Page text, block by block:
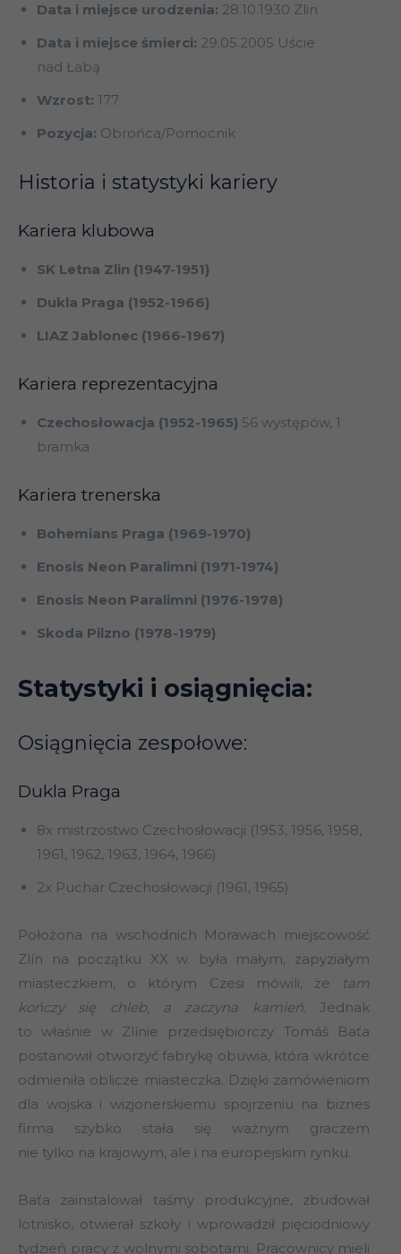
Data i miejsce urodzenia: 28.10.1930 Zlin
Data i miejsce śmierci: 29.05.2005 Uście
nad Łabą
Wzrost: 177
Pozycja: Obrońca/Pomocnik
Historia i statystyki kariery
Kariera klubowa
SK Letna Zlin (1947-1951)
Dukla Praga (1952-1966)
LIAZ Jablonec (1966-1967)
Kariera reprezentacyjna
Czechosłowacja (1952-1965) 56 występów, 1
bramka
Kariera trenerska
Bohemians Praga (1969-1970)
Enosis Neon Paralimni (1971-1974)
Enosis Neon Paralimni (1976-1978)
Skoda Pilzno (1978-1979)
Statystyki i osiągnięcia:
Osiągnięcia zespołowe:
Dukla Praga
8x mistrzostwo Czechosłowacji (1953, 1956, 1958,
1961, 1962, 1963, 1964, 1966)
2x Puchar Czechosłowacji (1961, 1965)
Położona na wschodnich Morawach miejscowość
Zlín na początku XX w. była małym, zapyziałym
miasteczkiem, o którym Czesi mówili, że
tam
kończy się chleb, a zaczyna kamień. Jednak
to właśnie w Zlínie przedsiębiorczy Tomáš Baťa
postanowił otworzyć fabrykę obuwia, która wkrótce
odmieniła oblicze miasteczka. Dzięki zamówieniom
dla wojska i wizjonerskiemu spojrzeniu na biznes
firma szybko stała się ważnym graczem
nie tylko na krajowym, ale i na europejskim rynku.
Baťa zainstalował taśmy produkcyjne, zbudował
lotnisko, otwierał szkoły i wprowadził pięciodniowy
tydzień pracy z wolnymi sobotami. Pracownicy mieli